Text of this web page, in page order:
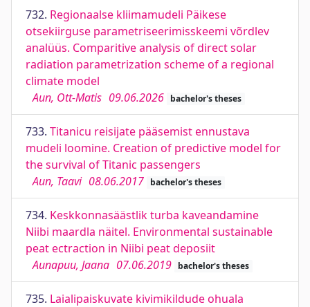
732. Regionaalse kliimamudeli Päikese
otsekiirguse parametriseerimisskeemi võrdlev
analüüs. Comparitive analysis of direct solar
radiation parametrization scheme of a regional
climate model
Aun, Ott-Matis 09.06.2026 bachelor's theses
733. Titanicu reisijate pääsemist ennustava
mudeli loomine. Creation of predictive model for
the survival of Titanic passengers
Aun, Taavi 08.06.2017 bachelor's theses
734. Keskkonnasäästlik turba kaveandamine
Niibi maardla näitel. Environmental sustainable
peat ectraction in Niibi peat deposiit
Aunapuu, Jaana 07.06.2019 bachelor's theses
735. Laialipaiskuvate kivimikildude ohuala